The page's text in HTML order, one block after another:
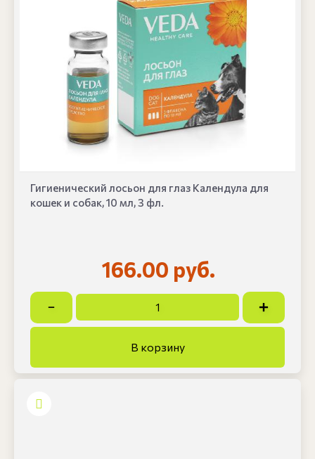
Гигиенический лосьон для глаз Календула для
кошек и собак, 10 мл, 3 фл.
166.00 руб.